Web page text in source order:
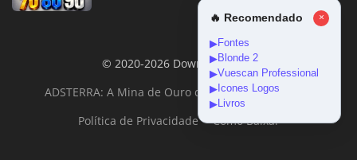
© 2020-2026 DownloadGeral
ADSTERRA: A Mina de Ouro da Monetização Online
Política de Privacidade
Como Baixar
🔥 Recomendado ×
▶Fontes
▶Blonde 2
▶Vuescan Professional
▶ Icones Logos
▶Livros